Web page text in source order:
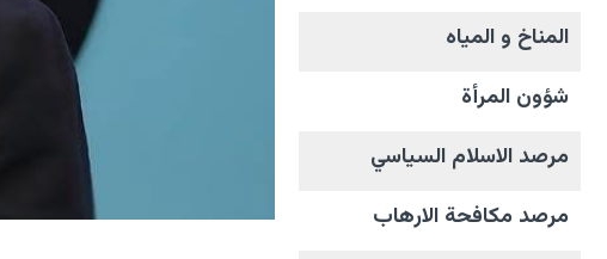
المناخ و المیاه
شؤون المرأة
مرصد الاسلام السياسي
مرصد مكافحة الارهاب